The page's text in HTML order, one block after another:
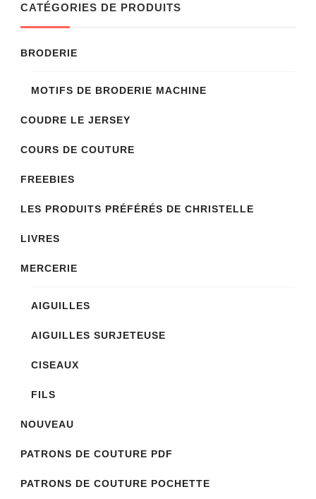
CATÉGORIES DE PRODUITS
BRODERIE
MOTIFS DE BRODERIE MACHINE
COUDRE LE JERSEY
COURS DE COUTURE
FREEBIES
LES PRODUITS PRÉFÉRÉS DE CHRISTELLE
LIVRES
MERCERIE
AIGUILLES
AIGUILLES SURJETEUSE
CISEAUX
FILS
NOUVEAU
PATRONS DE COUTURE PDF
PATRONS DE COUTURE POCHETTE